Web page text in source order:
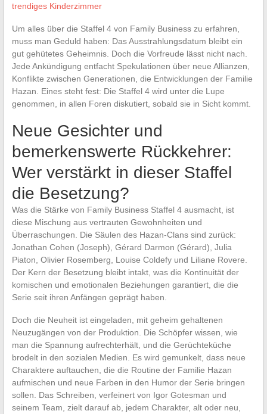
trendiges Kinderzimmer
Um alles über die Staffel 4 von Family Business zu erfahren,
muss man Geduld haben: Das Ausstrahlungsdatum bleibt ein
gut gehütetes Geheimnis. Doch die Vorfreude lässt nicht nach.
Jede Ankündigung entfacht Spekulationen über neue Allianzen,
Konflikte zwischen Generationen, die Entwicklungen der Familie
Hazan. Eines steht fest: Die Staffel 4 wird unter die Lupe
genommen, in allen Foren diskutiert, sobald sie in Sicht kommt.
Neue Gesichter und
bemerkenswerte Rückkehrer:
Wer verstärkt in dieser Staffel
die Besetzung?
Was die Stärke von Family Business Staffel 4 ausmacht, ist
diese Mischung aus vertrauten Gewohnheiten und
Überraschungen. Die Säulen des Hazan-Clans sind zurück:
Jonathan Cohen (Joseph), Gérard Darmon (Gérard), Julia
Piaton, Olivier Rosemberg, Louise Coldefy und Liliane Rovere.
Der Kern der Besetzung bleibt intakt, was die Kontinuität der
komischen und emotionalen Beziehungen garantiert, die die
Serie seit ihren Anfängen geprägt haben.
Doch die Neuheit ist eingeladen, mit geheim gehaltenen
Neuzugängen von der Produktion. Die Schöpfer wissen, wie
man die Spannung aufrechterhält, und die Gerüchteküche
brodelt in den sozialen Medien. Es wird gemunkelt, dass neue
Charaktere auftauchen, die die Routine der Familie Hazan
aufmischen und neue Farben in den Humor der Serie bringen
sollen. Das Schreiben, verfeinert von Igor Gotesman und
seinem Team, zielt darauf ab, jedem Charakter, alt oder neu,